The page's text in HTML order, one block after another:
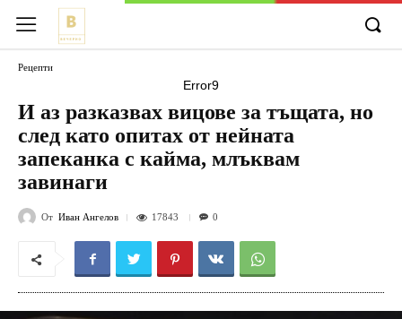
Рецепти
Error9
И аз разказвах вицове за тъщата, но
след като опитах от нейната
запеканка с кайма, млъквам
завинаги
От Иван Ангелов 17843 0